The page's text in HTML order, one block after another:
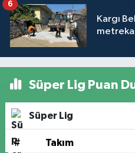
Kargı
6
Süper Lig Puan
Süper Lig
# Takım